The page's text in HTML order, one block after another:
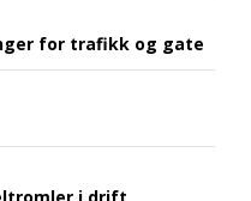
for trafikk og gate
i drift